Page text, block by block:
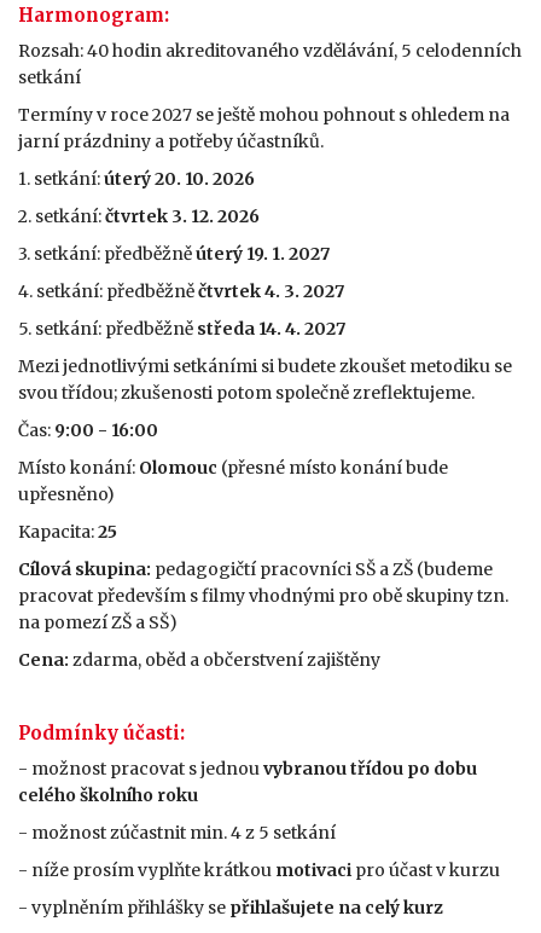
Harmonogram:
Rozsah: 40 hodin akreditovaného vzdělávání, 5 celodenních
setkání
Termíny v roce 2027 se ještě mohou pohnout s ohledem na
jarní prázdniny a potřeby účastníků.
1. setkání:úterý 20. 10. 2026
2. setkání:čtvrtek 3. 12. 2026
3. setkání: předběžněúterý 19. 1. 2027
4. setkání: předběžněčtvrtek 4. 3. 2027
5. setkání: předběžně středa 14. 4. 2027
Mezi jednotlivými setkáními si budete zkoušet metodiku se
svou třídou; zkušenosti potom společně zreflektujeme.
Čas: 9:00 - 16:00
Místo konání: Olomouc (přesné místo konání bude
upřesněno)
Kapacita:25
Cílová skupina: pedagogičtí pracovníci SŠ a ZŠ (budeme
pracovat především s filmy vhodnými pro obě skupiny tzn.
na pomezí ZŠ a SŠ)
Cena: zdarma, oběd a občerstvení zajištěny
Podmínky účasti:
- možnost pracovat s jednouvybranou třídou po dobu
celého školního roku
- možnost zúčastnit min. 4 z 5 setkání
- níže prosím vyplňte krátkou motivaci pro účast v kurzu
- vyplněním přihlášky se přihlašujete na celý kurz